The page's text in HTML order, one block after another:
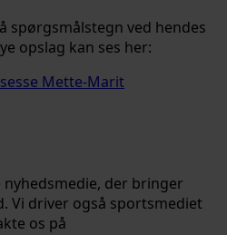
spørgsmålstegn ved hendes
opslag kan ses her:
Mette-Marit
der bringer
Vi driver også sportsmediet
os på